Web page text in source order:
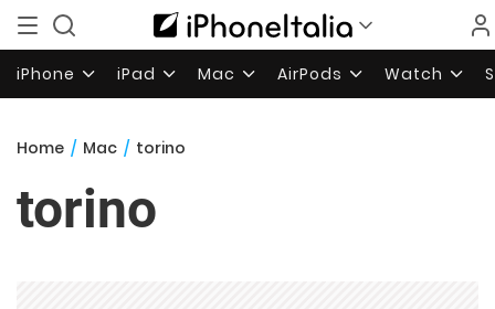
iPhone iPad Mac AirPods Watch
Home / Mac / torino
torino